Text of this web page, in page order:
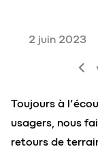
2 juin 2023
Toujours à
usagers, nous
retours de